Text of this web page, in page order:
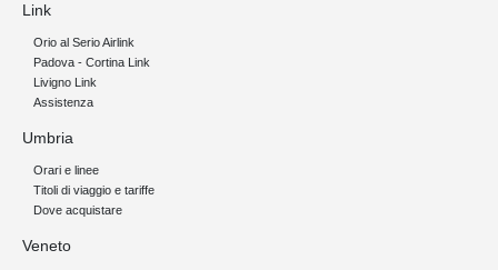
Link
Orio al Serio Airlink
Padova - Cortina Link
Livigno Link
Assistenza
Umbria
Orari e linee
Titoli di viaggio e tariffe
Dove acquistare
Veneto